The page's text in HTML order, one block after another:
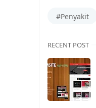
#Penyakit
RECENT POST